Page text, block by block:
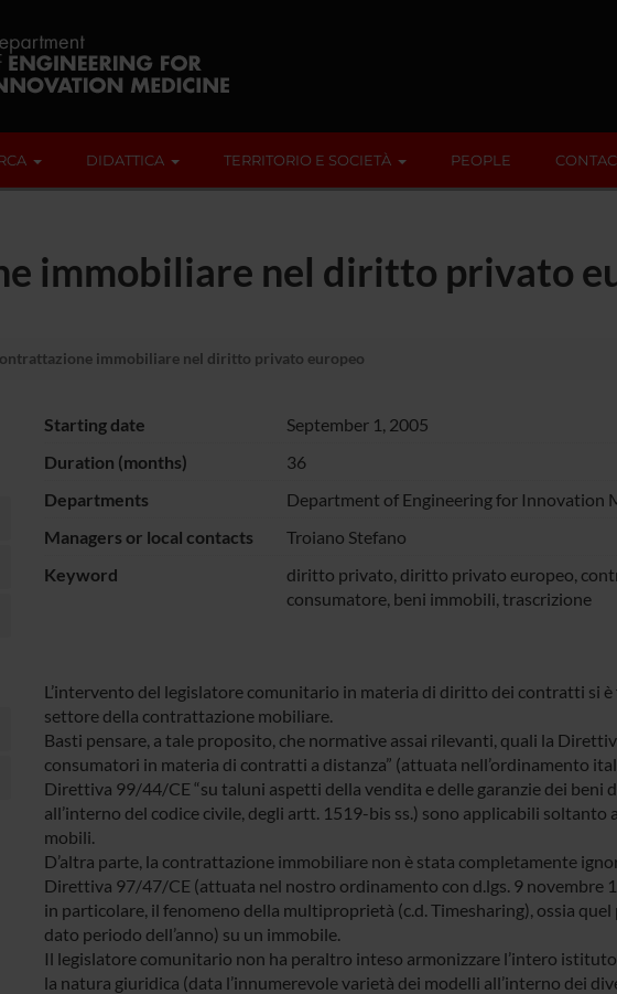
DIDATTICA TERRITORIO E SOCIETÀ PEOPLE
immobiliare nel diritto privato
immobiliare nel diritto privato europeo
Starting date
September 1, 2005
Duration (months)
36
Departments
Department of Engineering for Innovation
Managers or local contacts
Troiano Stefano
Keyword
diritto privato, diritto privato europeo,
consumatore, beni immobili, trascrizione
L’intervento del legislatore comunitario in materia di diritto dei contratti si
settore della contrattazione mobiliare.
Basti pensare, a tale proposito, che normative assai rilevanti, quali la
consumatori in materia di contratti a distanza” (attuata nell’ordinamento
Direttiva 99/44/CE “su taluni aspetti della vendita e delle garanzie dei beni
all’interno del codice civile, degli artt. 1519-bis ss.) sono applicabili
mobili.
D’altra parte, la contrattazione immobiliare non è stata completamente
Direttiva 97/47/CE (attuata nel nostro ordinamento con d.lgs. 9 novembre
in particolare, il fenomeno della multiproprietà (c.d. Timesharing), ossia
dato periodo dell’anno) su un immobile.
Il legislatore comunitario non ha peraltro inteso armonizzare l’intero
la natura giuridica (data l’innumerevole varietà dei modelli all’interno dei